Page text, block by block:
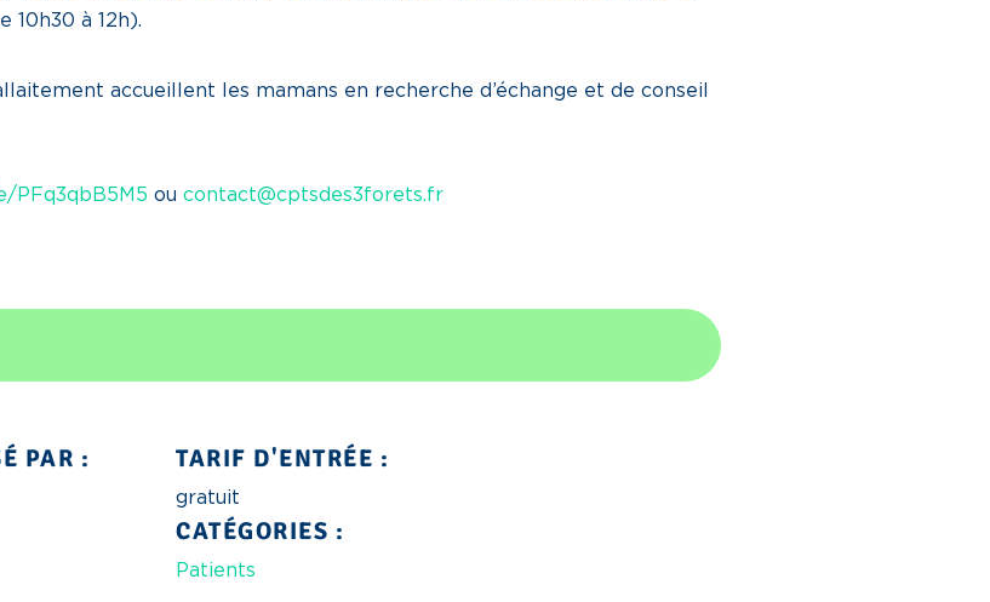
10h30 à 12h).
accueillent les mamans en recherche d’échange et de conseil
PFq3qbB5M5 ou contact@cptsdes3forets.fr
PAR : TARIF D'ENTRÉE :
gratuit
CATÉGORIES :
Patients